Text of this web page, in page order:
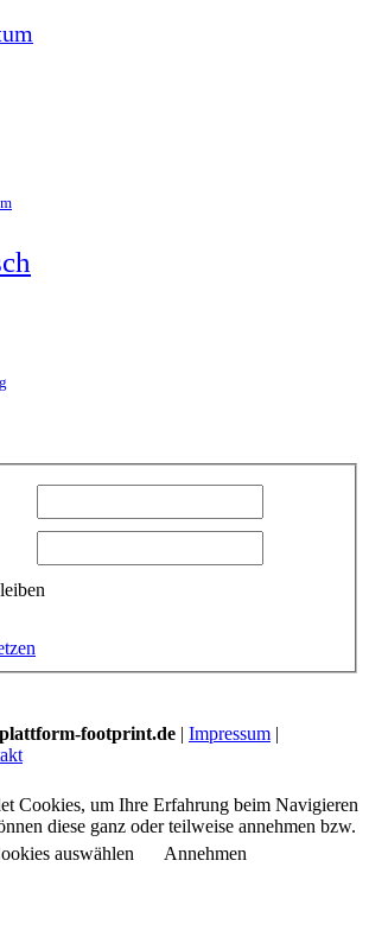
plattform-footprint.de | Impressum |
Cookies, um Ihre Erfahrung beim Navigieren
diese ganz oder teilweise annehmen bzw.
auswählen Annehmen